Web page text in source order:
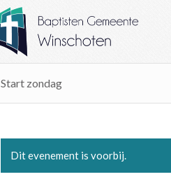
Start zondag
Dit evenement is voorbij.